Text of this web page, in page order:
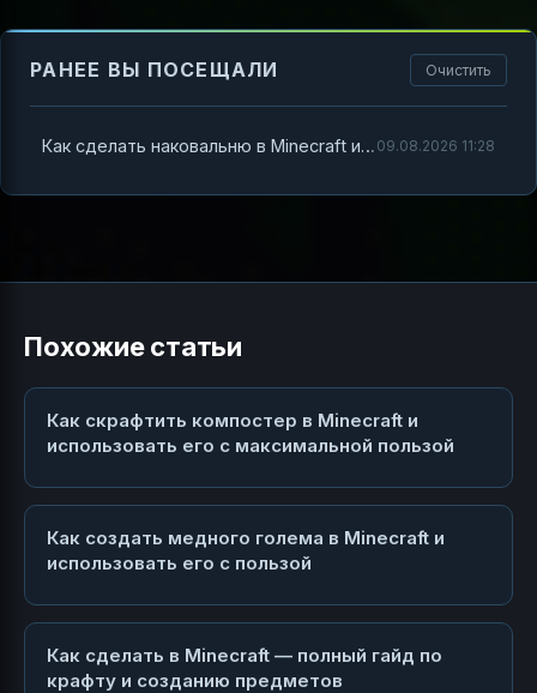
РАНЕЕ ВЫ ПОСЕЩАЛИ Очистить
Как сделать наковальню в Minecraft и использовать её по полной программе 09.08.2026 11:28
Похожие статьи
Как скрафтить компостер в Minecraft и
использовать его с максимальной пользой
Как создать медного голема в Minecraft и
использовать его с пользой
Как сделать в Minecraft — полный гайд по
крафту и созданию предметов